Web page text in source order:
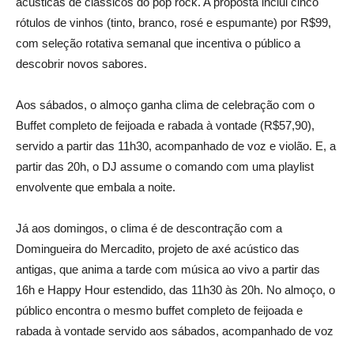
rótulos de vinhos (tinto, branco, rosé e espumante) por R$99,
com seleção rotativa semanal que incentiva o público a
descobrir novos sabores.
Aos sábados, o almoço ganha clima de celebração com o
Buffet completo de feijoada e rabada à vontade (R$57,90),
servido a partir das 11h30, acompanhado de voz e violão. E, a
partir das 20h, o DJ assume o comando com uma playlist
envolvente que embala a noite.
Já aos domingos, o clima é de descontração com a
Domingueira do Mercadito, projeto de axé acústico das
antigas, que anima a tarde com música ao vivo a partir das
16h e Happy Hour estendido, das 11h30 às 20h. No almoço, o
público encontra o mesmo buffet completo de feijoada e
rabada à vontade servido aos sábados, acompanhado de voz